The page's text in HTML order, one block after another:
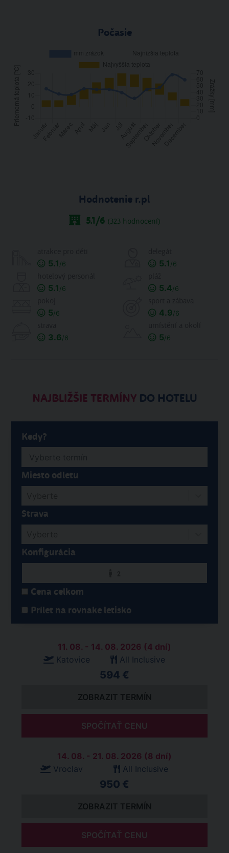
Počasie
Hodnotenie r.pl
5.1/6 (323 hodnocení)
5.1 /6 5.1 /6
5.1 /6 5.4/6
5/6 4.9/6
3.6/6 5/6
NAJBLIŽŠIE TERMÍNYDO HOTELU
Kedy?
Miesto odletu
Strava
Konfigurácia
Cena celkom
Prílet na rovnake letisko
11. 08. - 14. 08. 2026 (4 dní)
Katovice
All Inclusive
594 €
ZOBRAZIT TERMÍN
SPOČÍTAŤ CENU
14. 08. - 21. 08. 2026 (8 dní)
Vroclav
All Inclusive
950 €
ZOBRAZIT TERMÍN
SPOČÍTAŤ CENU